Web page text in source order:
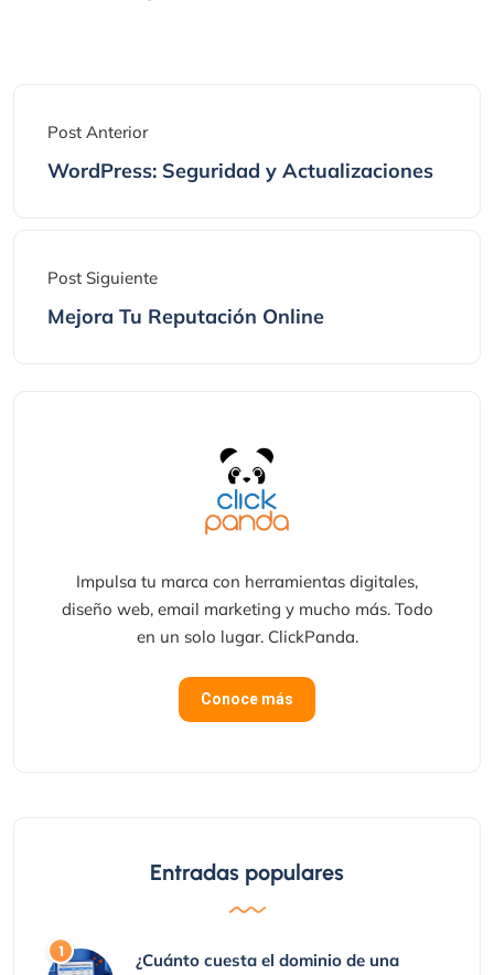
Post Anterior
WordPress: Seguridad y Actualizaciones
Post Siguiente
Mejora Tu Reputación Online
Impulsa tu marca con herramientas digitales,
diseño web, email marketing y mucho más. Todo
en un solo lugar. ClickPanda.
Conoce más
Entradas populares
¿Cuánto cuesta el dominio de una